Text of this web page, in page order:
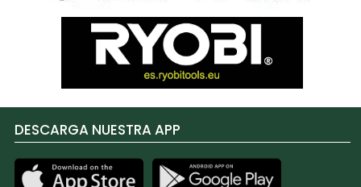
DESCARGA NUESTRA APP